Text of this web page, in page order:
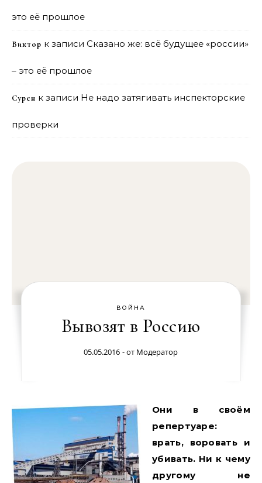
это её прошлое
Виктор к записи Сказано же: всё будущее «россии»
– это её прошлое
Сурен к записи Не надо затягивать инспекторские
проверки
ВОЙНА
Вывозят в Россию
05.05.2016 - от Модератор
Они в своём
репертуаре:
врать, воровать и
убивать. Ни к чему
другому не